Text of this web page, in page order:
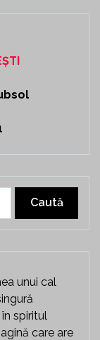
unui cal
spiritul
care are